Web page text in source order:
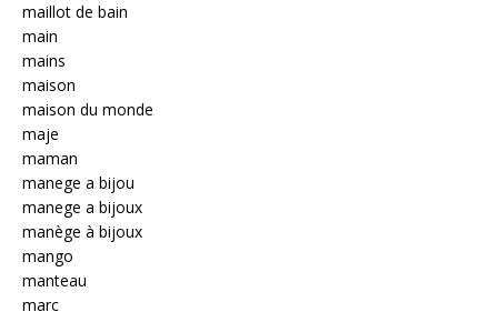
maillot de bain
main
mains
maison
maison du monde
maje
maman
manege a bijou
manege a bijoux
manège à bijoux
mango
manteau
marc